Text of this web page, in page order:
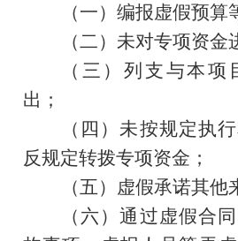
（一）编报虚假预算
（二）未对专项资金
（三）列支与本
出；
（四）未按规定执
反规定转拨专项资金；
（五）虚假承诺其他
（六）通过虚假合